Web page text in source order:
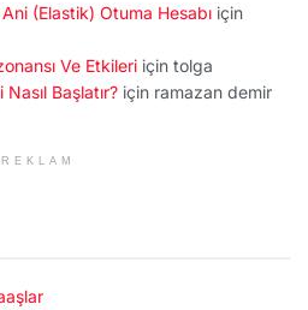
(Elastik) Otuma Hesabı için
Ve Etkileri için tolga
Başlatır? için ramazan demir
REKLAM